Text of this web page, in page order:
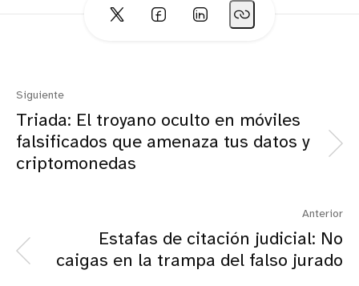
Siguiente
Triada: El troyano oculto en móviles
falsificados que amenaza tus datos y
criptomonedas
Anterior
Estafas de citación judicial: No
caigas en la trampa del falso jurado